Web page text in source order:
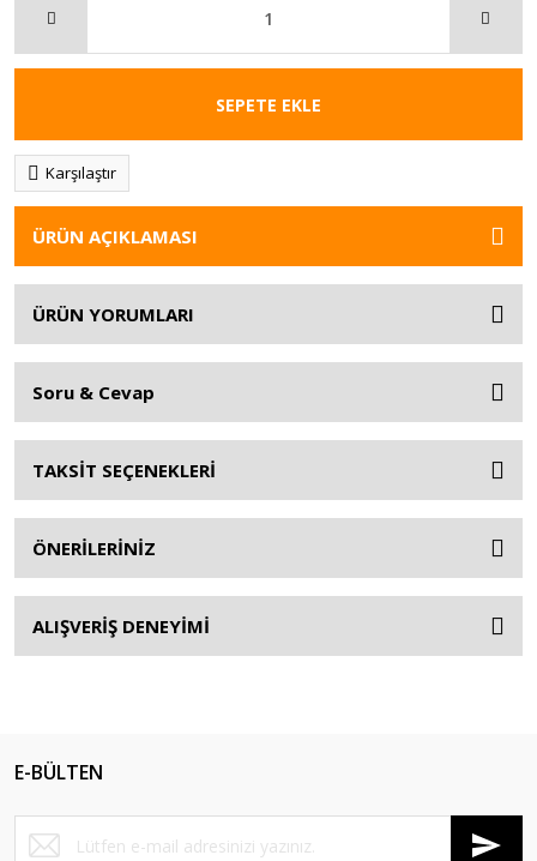
SEPETE EKLE
Karşılaştır
ÜRÜN AÇIKLAMASI
ÜRÜN YORUMLARI
Soru & Cevap
TAKSİT SEÇENEKLERİ
ÖNERİLERİNİZ
ALIŞVERİŞ DENEYİMİ
E-BÜLTEN